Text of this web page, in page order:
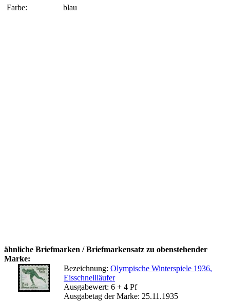
Farbe: blau
ähnliche Briefmarken / Briefmarkensatz zu obenstehender
Marke:
Bezeichnung: Olympische Winterspiele 1936,
Eisschnellläufer
Ausgabewert: 6 + 4 Pf
Ausgabetag der Marke: 25.11.1935